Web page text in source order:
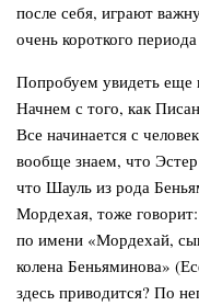
после себя, играют
очень короткого
Попробуем увидеть еще
Начнем с того, как
Все начинается с
вообще знаем, что
что Шауль из рода
Мордехая, тоже
по имени «Мордехай,
колена Беньяминова»
здесь приводится? По